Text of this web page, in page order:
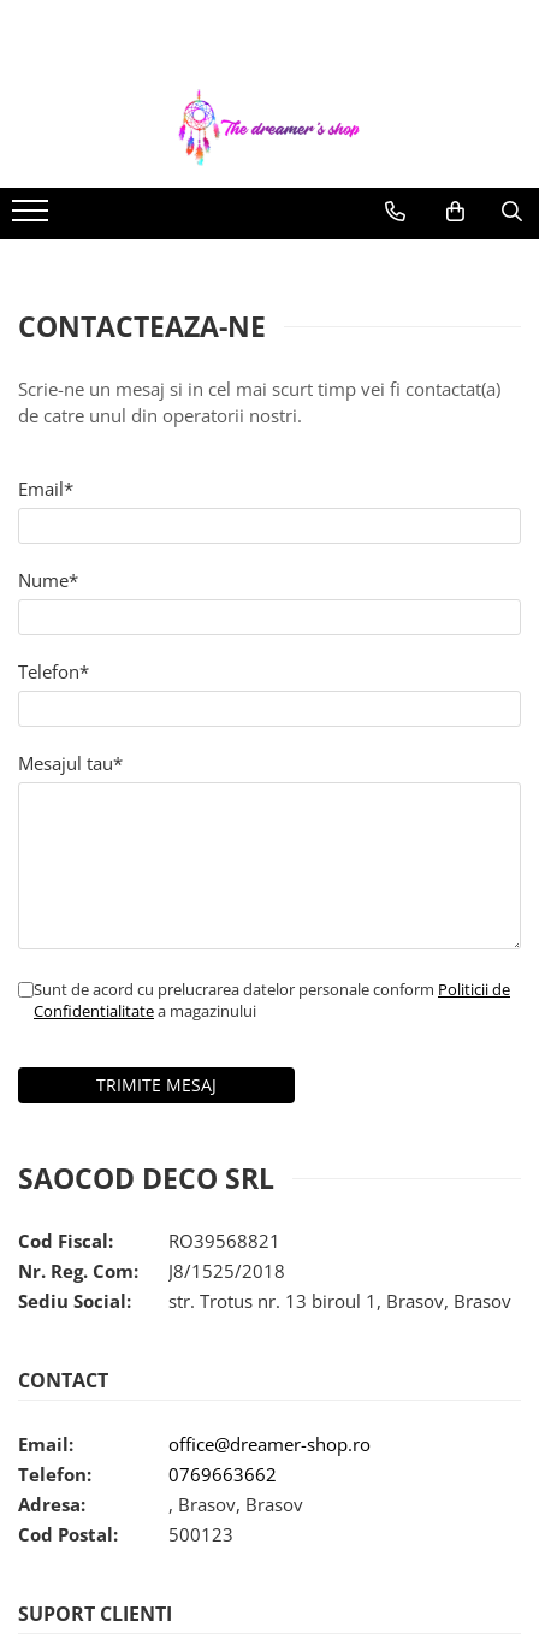
Brelocuri
Coliere Aromaterapie
Bratari Aromaterapie
Seturi Creative si Accesorii
CONTACTEAZA-NE
Scrie-ne un mesaj si in cel mai scurt timp vei fi contactat(a)
de catre unul din operatorii nostri.
Email*
Nume*
Telefon*
Mesajul tau*
Sunt de acord cu prelucrarea datelor personale conform Politicii de
Confidentialitatea magazinului
SAOCOD DECO SRL
Cod Fiscal:
RO39568821
Nr. Reg. Com:
J8/1525/2018
Sediu Social:
str. Trotus nr. 13 biroul 1, Brasov, Brasov
CONTACT
Email:
office@dreamer-shop.ro
Telefon:
0769663662
Adresa:
, Brasov, Brasov
Cod Postal:
500123
SUPORT CLIENTI